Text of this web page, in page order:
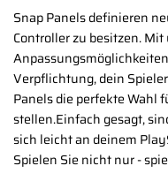
Snap Panels definieren
Controller zu besitzen.
Verpflichtung, dein
Panels die perfekte Wahl
stellen.Einfach gesagt,
sich leicht an deinem
Spielen Sie nicht nur -